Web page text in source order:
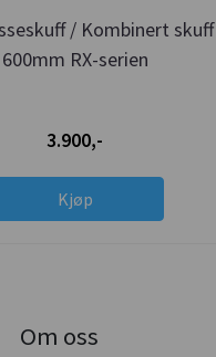
/ Kombinert skuff
600mm RX-serien
3.900,-
Kjøp
Om oss